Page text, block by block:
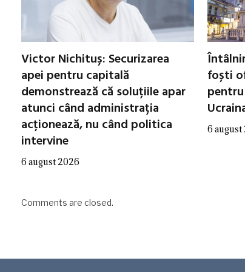
Victor Nichituș: Securizarea
apei pentru capitală
demonstrează că soluțiile apar
atunci când administrația
acționează, nu când politica
intervine
6 august 2026
foști
6 august
Comments are closed.